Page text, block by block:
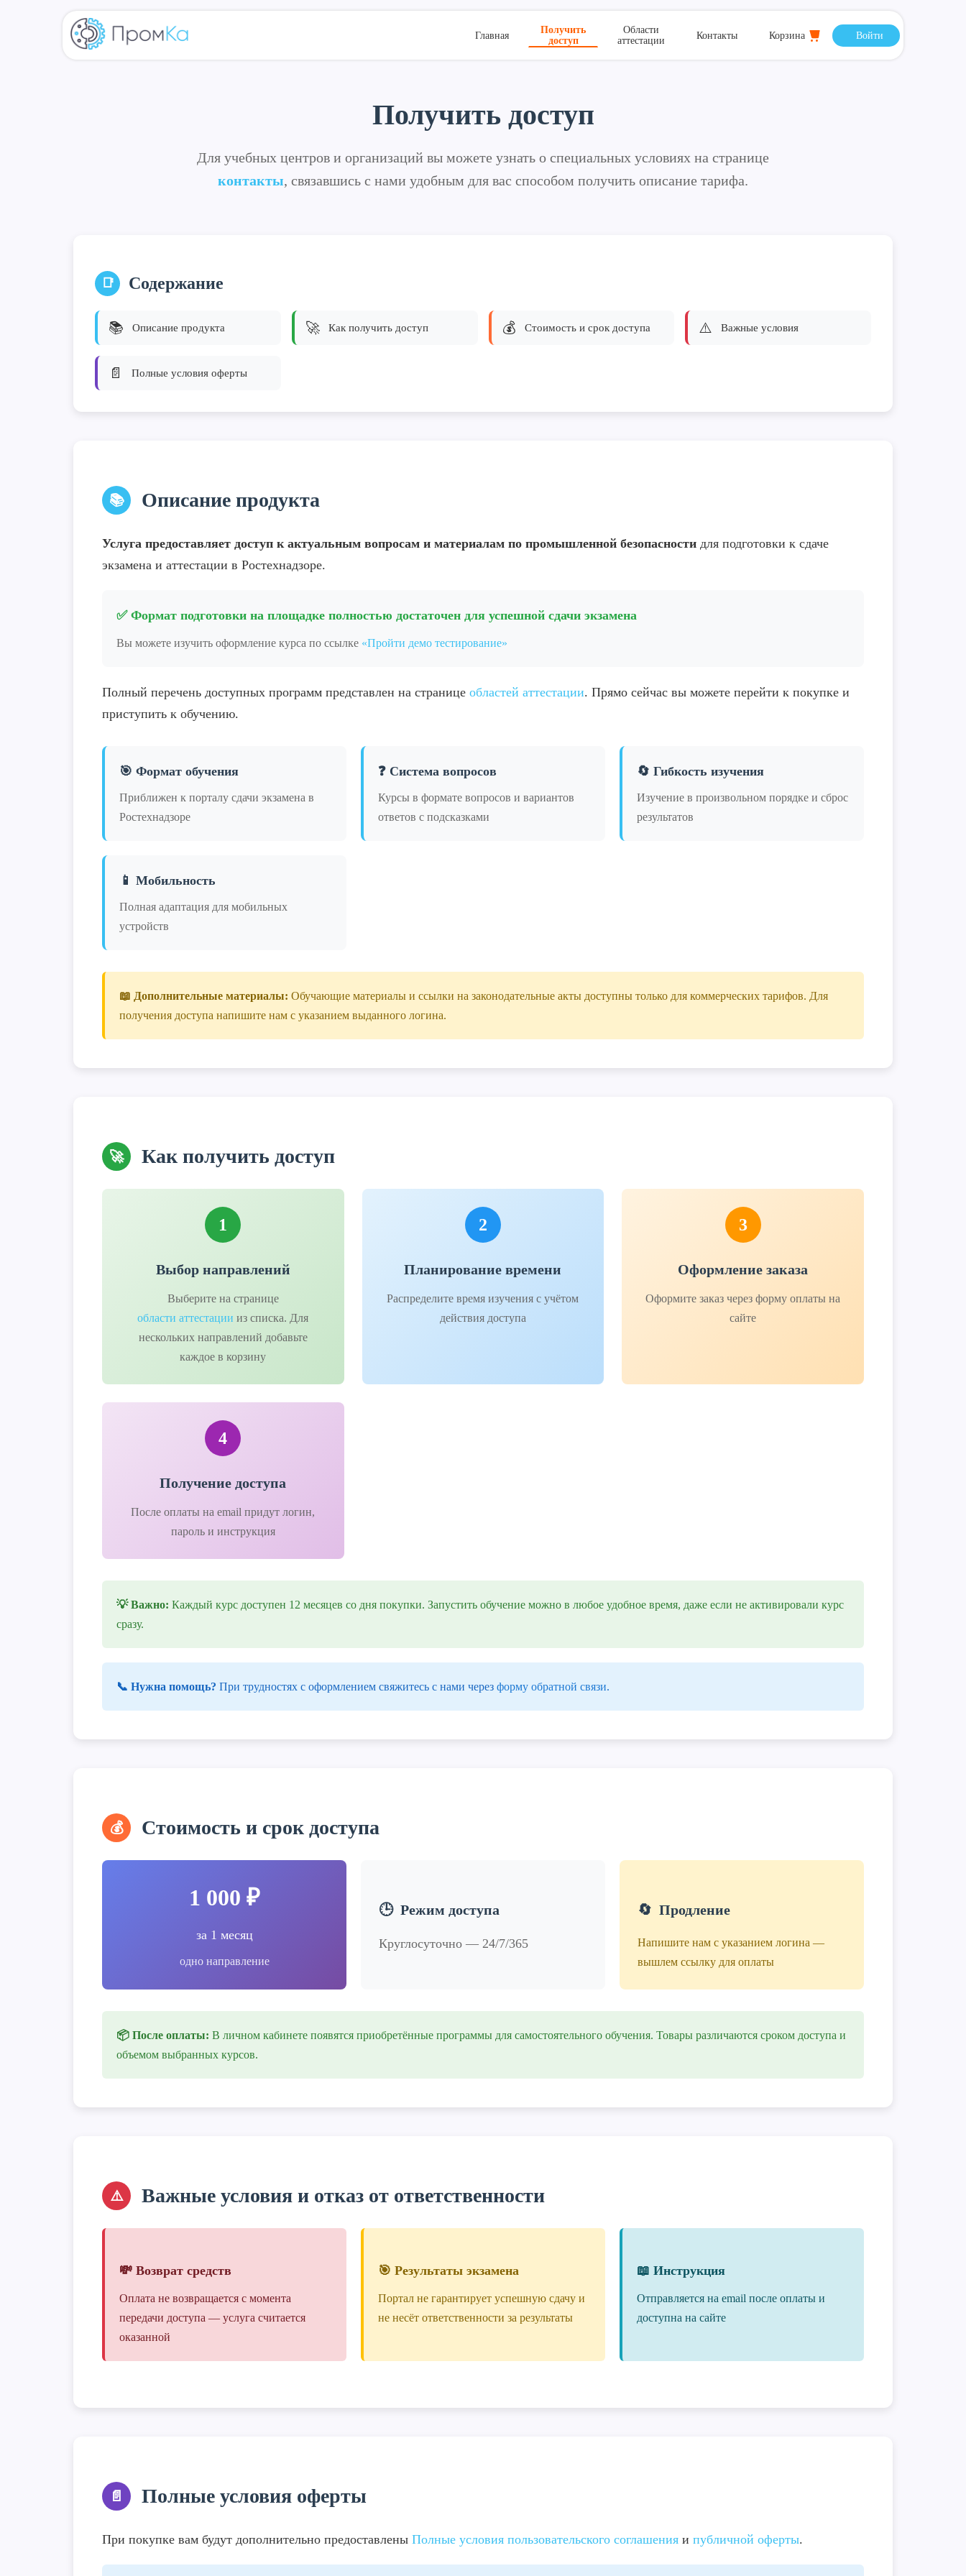
Главная
Получить
доступ
Области
аттестации
Контакты Корзина Войти
Получить доступ
Для учебных центров и организаций вы можете узнать о специальных условиях на странице
контакты, связавшись с нами удобным для вас способом получить описание тарифа.
📑 Содержание
📚 Описание продукта 🚀 Как получить доступ 💰 Стоимость и срок доступа ⚠️ Важные условия
📄 Полные условия оферты
📚 Описание продукта
Услуга предоставляет доступ к актуальным вопросам и материалам по промышленной безопасности для подготовки к сдаче
экзамена и аттестации в Ростехнадзоре.
✅ Формат подготовки на площадке полностью достаточен для успешной сдачи экзамена
Вы можете изучить оформление курса по ссылке «Пройти демо тестирование»
Полный перечень доступных программ представлен на странице областей аттестации. Прямо сейчас вы можете перейти к покупке и
приступить к обучению.
🎯 Формат обучения
Приближен к порталу сдачи экзамена в
Ростехнадзоре
❓ Система вопросов
Курсы в формате вопросов и вариантов
ответов с подсказками
🔄 Гибкость изучения
Изучение в произвольном порядке и сброс
результатов
📱 Мобильность
Полная адаптация для мобильных
устройств
📖 Дополнительные материалы: Обучающие материалы и ссылки на законодательные акты доступны только для коммерческих тарифов. Для
получения доступа напишите нам с указанием выданного логина.
🚀 Как получить доступ
1
Выбор направлений
Выберите на странице
области аттестации из списка. Для
нескольких направлений добавьте
каждое в корзину
2
Планирование времени
Распределите время изучения с учётом
действия доступа
3
Оформление заказа
Оформите заказ через форму оплаты на
сайте
4
Получение доступа
После оплаты на email придут логин,
пароль и инструкция
💡 Важно: Каждый курс доступен 12 месяцев со дня покупки. Запустить обучение можно в любое удобное время, даже если не активировали курс
сразу.
📞 Нужна помощь? При трудностях с оформлением свяжитесь с нами через форму обратной связи.
💰 Стоимость и срок доступа
1 000 ₽
за 1 месяц
одно направление
🕒 Режим доступа
Круглосуточно — 24/7/365
🔄 Продление
Напишите нам с указанием логина —
вышлем ссылку для оплаты
📦 После оплаты: В личном кабинете появятся приобретённые программы для самостоятельного обучения. Товары различаются сроком доступа и
объемом выбранных курсов.
⚠️ Важные условия и отказ от ответственности
💸 Возврат средств
Оплата не возвращается с момента
передачи доступа — услуга считается
оказанной
🎯 Результаты экзамена
Портал не гарантирует успешную сдачу и
не несёт ответственности за результаты
📖 Инструкция
Отправляется на email после оплаты и
доступна на сайте
📄 Полные условия оферты
При покупке вам будут дополнительно предоставлены Полные условия пользовательского соглашения и публичной оферты.